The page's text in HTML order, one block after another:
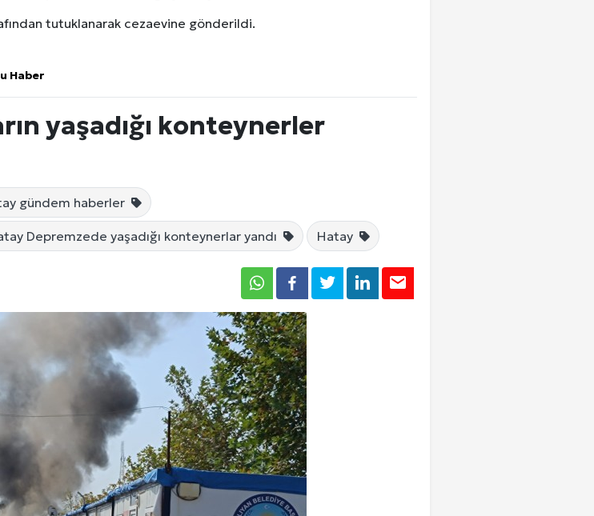
tutuklanarak cezaevine gönderildi.
Haber
yaşadığı konteynerler
gündem haberler
Depremzede yaşadığı konteynerlar yandı Hatay